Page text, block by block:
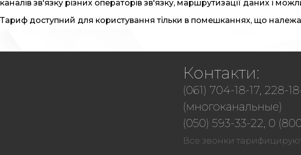
каналів зв'язку різних операторів зв'язку, маршрутизації даних і
Тариф доступний для користування тільки в помешканнях, що
Контакти:
(061) 704-18-17, 228-
(многоканальные)
(050) 593-33-22, 0
Все звонки